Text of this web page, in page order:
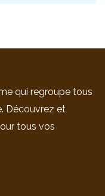
qui regroupe tous
Découvrez et
tous vos